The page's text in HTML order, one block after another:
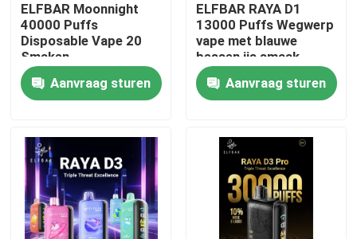
Thuis
Videos
Over ons
ELFBAR Moonnight
40000 Puffs
Disposable Vape 20
Smaken
Aanvraag sturen
ELFBAR RAYA D1
13000 Puffs Wegwerp
vape met blauwe
bessen ijs smaak
Aanvraag sturen